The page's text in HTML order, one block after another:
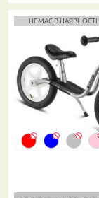
НЕМАЄ В НАЯВНОСТІ